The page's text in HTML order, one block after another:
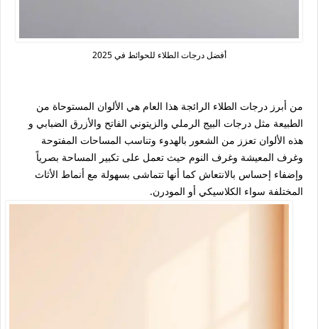
أفضل درجات الطلاء للحوائط في 2025
من أبرز درجات الطلاء الرائجة هذا العام هي الألوان المستوحاة من
الطبيعة مثل درجات البيج الرملي والزيتوني الفاتح والأزرق الضبابي و
هذه الألوان تعزز من الشعور بالهدوء وتناسب المساحات المفتوحة
وغرف المعيشة وغرف النوم حيث تعمل على تكبير المساحة بصرياً
وإضفاء إحساس بالانتعاش كما أنها تتماشى بسهولة مع أنماط الأثاث
المختلفة سواء الكلاسيكي أو المودرن.